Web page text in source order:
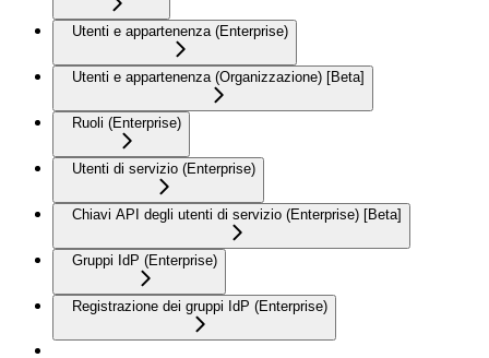
Utenti e appartenenza (Enterprise)
Utenti e appartenenza (Organizzazione) [Beta]
Ruoli (Enterprise)
Utenti di servizio (Enterprise)
Chiavi API degli utenti di servizio (Enterprise) [Beta]
Gruppi IdP (Enterprise)
Registrazione dei gruppi IdP (Enterprise)